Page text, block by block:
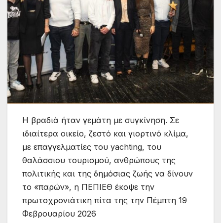
Η βραδιά ήταν γεμάτη με συγκίνηση. Σε
ιδιαίτερα οικείο, ζεστό και γιορτινό κλίμα,
με επαγγελματίες του yachting, του
θαλάσσιου τουρισμού, ανθρώπους της
πολιτικής και της δημόσιας ζωής να δίνουν
το «παρών», η ΠΕΠΙΕΘ έκοψε την
πρωτοχρονιάτικη πίτα της την Πέμπτη 19
Φεβρουαρίου 2026